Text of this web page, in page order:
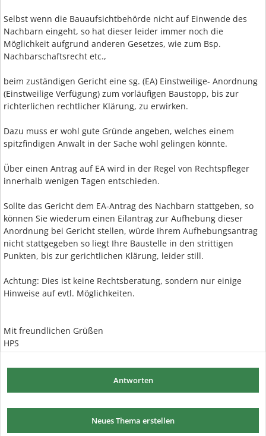
Selbst wenn die Bauaufsichtbehörde nicht auf Einwende des
Nachbarn eingeht, so hat dieser leider immer noch die
Möglichkeit aufgrund anderen Gesetzes, wie zum Bsp.
Nachbarschaftsrecht etc.,
beim zuständigen Gericht eine sg. (EA) Einstweilige- Anordnung
(Einstweilige Verfügung) zum vorläufigen Baustopp, bis zur
richterlichen rechtlicher Klärung, zu erwirken.
Dazu muss er wohl gute Gründe angeben, welches einem
spitzfindigen Anwalt in der Sache wohl gelingen könnte.
Über einen Antrag auf EA wird in der Regel von Rechtspfleger
innerhalb wenigen Tagen entschieden.
Sollte das Gericht dem EA-Antrag des Nachbarn stattgeben, so
können Sie wiederum einen Eilantrag zur Aufhebung dieser
Anordnung bei Gericht stellen, würde Ihrem Aufhebungsantrag
nicht stattgegeben so liegt Ihre Baustelle in den strittigen
Punkten, bis zur gerichtlichen Klärung, leider still.
Achtung: Dies ist keine Rechtsberatung, sondern nur einige
Hinweise auf evtl. Möglichkeiten.
Mit freundlichen Grüßen
HPS
Antworten
Neues Thema erstellen